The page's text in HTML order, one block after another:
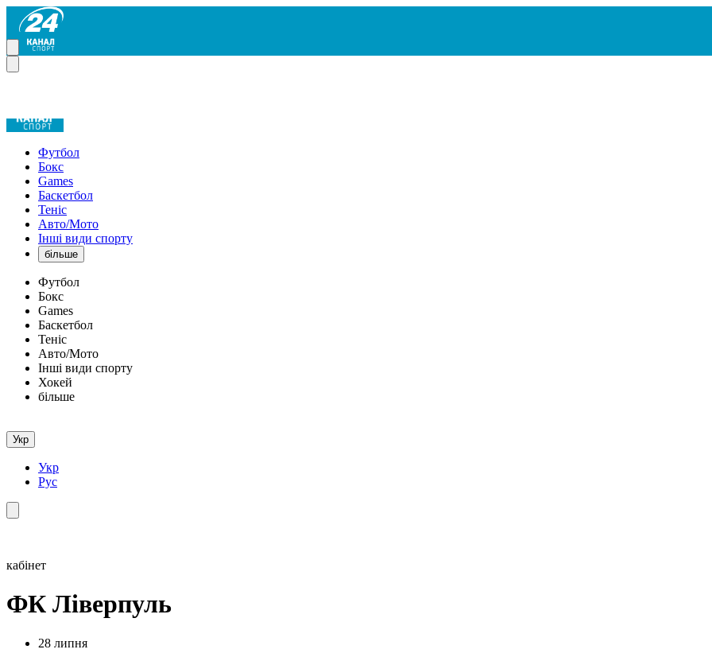
Футбол
Бокс
Games
Баскетбол
Теніс
Авто/Мото
Інші види спорту
більше
Футбол
Бокс
Games
Баскетбол
Теніс
Авто/Мото
Інші види спорту
Хокей
більше
Укр
Укр
Рус
кабінет
ФК Ліверпуль
28 липня